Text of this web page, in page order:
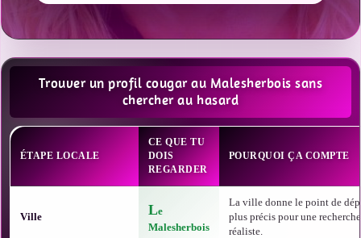
Trouver un profil cougar au Malesherbois sans
chercher au hasard
ÉTAPE LOCALE
CE QUE TU
DOIS
REGARDER
POURQUOI ÇA COMPTE
Ville Le
Malesherbois
La ville donne le point de
plus précis pour une
réaliste.